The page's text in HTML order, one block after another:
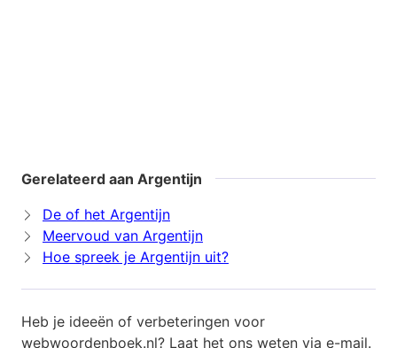
Gerelateerd aan Argentijn
De of het Argentijn
Meervoud van Argentijn
Hoe spreek je Argentijn uit?
Heb je ideeën of verbeteringen voor
webwoordenboek.nl? Laat het ons weten via e-mail.